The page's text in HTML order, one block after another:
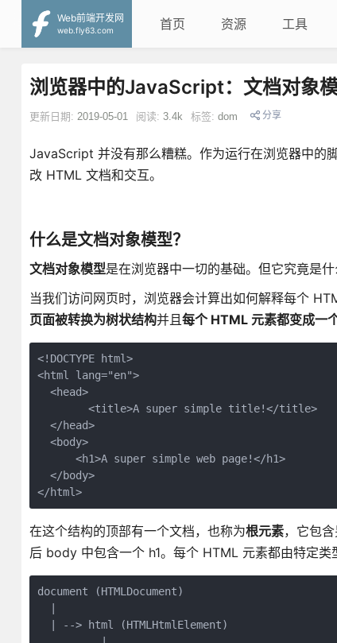
Web前端开发网
web.fly63.com
首页 资源 工具
浏览器中的JavaScript：文档对象
更新日期: 2019-05-01 阅读: 3.4k 标签: dom 分享
JavaScript 并没有那么糟糕。作为运行在浏览器中的
改 HTML 文档和交互。
什么是文档对象模型？
文档对象模型是在浏览器中一切的基础。但它究竟是什
当我们访问网页时，浏览器会计算出如何解释每个
页面被转换为树状结构并且每个 HTML 元素都变成一
<!DOCTYPE html>
<html lang="en">
  <head>
        <title>A super simple title!</title>
  </head>
  <body>
      <h1>A super simple web page!</h1>
  </body>
</html>
在这个结构的顶部有一个文档，也称为根元素，它包
后 body 中包含一个 h1。每个 HTML 元素都由特定类
document (HTMLDocument)
  | --> html (HTMLHtmlElement)